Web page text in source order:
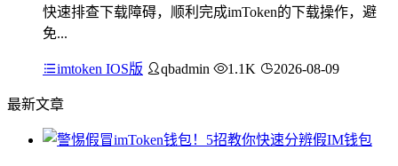
快速排查下载障碍，顺利完成imToken的下载操作，避
免...
imtoken IOS版 qbadmin 1.1K 2026-08-09
最新文章